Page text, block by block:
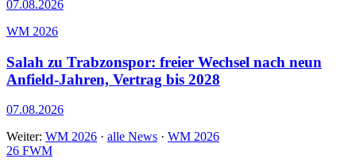
07.08.2026
WM 2026
Salah zu Trabzonspor: freier Wechsel nach neun
Anfield-Jahren, Vertrag bis 2028
07.08.2026
Weiter: WM 2026 · alle News · WM 2026
26 FWM